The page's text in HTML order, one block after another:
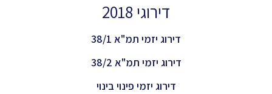
דירוגי 2018
דירוג יזמי תמ"א 38/1
דירוג יזמי תמ"א 38/2
דירוג יזמי פינוי בינוי